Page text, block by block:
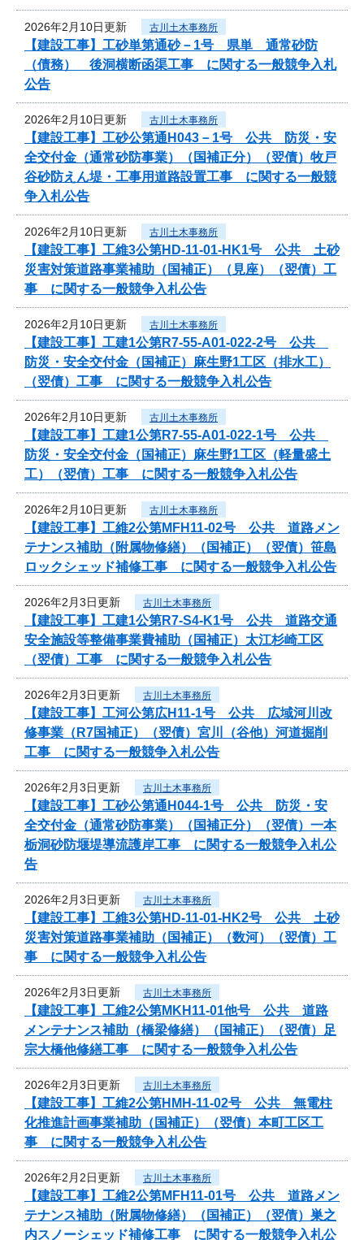
2026年2月10日更新 古川土木事務所
【建設工事】工砂単第通砂－1号 県単 通常砂防
（債務） 後洞横断函渠工事 に関する一般競争入札
公告
2026年2月10日更新 古川土木事務所
【建設工事】工砂公第通H043－1号 公共 防災・安
全交付金（通常砂防事業）（国補正分）（翌債）牧戸
谷砂防えん堤・工事用道路設置工事 に関する一般競
争入札公告
2026年2月10日更新 古川土木事務所
【建設工事】工維3公第HD-11-01-HK1号 公共 土砂
災害対策道路事業補助（国補正）（見座）（翌債）工
事 に関する一般競争入札公告
2026年2月10日更新 古川土木事務所
【建設工事】工建1公第R7-55-A01-022-2号 公共
防災・安全交付金（国補正）麻生野1工区（排水工）
（翌債）工事 に関する一般競争入札公告
2026年2月10日更新 古川土木事務所
【建設工事】工建1公第R7-55-A01-022-1号 公共
防災・安全交付金（国補正）麻生野1工区（軽量盛土
工）（翌債）工事 に関する一般競争入札公告
2026年2月10日更新 古川土木事務所
【建設工事】工維2公第MFH11-02号 公共 道路メン
テナンス補助（附属物修繕）（国補正）（翌債）笹島
ロックシェッド補修工事 に関する一般競争入札公告
2026年2月3日更新 古川土木事務所
【建設工事】工建1公第R7-S4-K1号 公共 道路交通
安全施設等整備事業費補助（国補正）太江杉崎工区
（翌債）工事 に関する一般競争入札公告
2026年2月3日更新 古川土木事務所
【建設工事】工河公第広H11-1号 公共 広域河川改
修事業（R7国補正）（翌債）宮川（谷他）河道掘削
工事 に関する一般競争入札公告
2026年2月3日更新 古川土木事務所
【建設工事】工砂公第通H044-1号 公共 防災・安
全交付金（通常砂防事業）（国補正分）（翌債）一本
栃洞砂防堰堤導流護岸工事 に関する一般競争入札公
告
2026年2月3日更新 古川土木事務所
【建設工事】工維3公第HD-11-01-HK2号 公共 土砂
災害対策道路事業補助（国補正）（数河）（翌債）工
事 に関する一般競争入札公告
2026年2月3日更新 古川土木事務所
【建設工事】工維2公第MKH11-01他号 公共 道路
メンテナンス補助（橋梁修繕）（国補正）（翌債）足
宗大橋他修繕工事 に関する一般競争入札公告
2026年2月3日更新 古川土木事務所
【建設工事】工維2公第HMH-11-02号 公共 無電柱
化推進計画事業補助（国補正）（翌債）本町工区工
事 に関する一般競争入札公告
2026年2月2日更新 古川土木事務所
【建設工事】工維2公第MFH11-01号 公共 道路メン
テナンス補助（附属物修繕）（国補正）（翌債）巣之
内スノーシェッド補修工事 に関する一般競争入札公